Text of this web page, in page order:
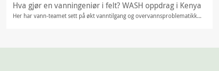
Hva gjør en vanningeniør i felt? WASH oppdrag i Kenya
Her har vann-teamet sett på økt vanntilgang og overvannsproblematikk...